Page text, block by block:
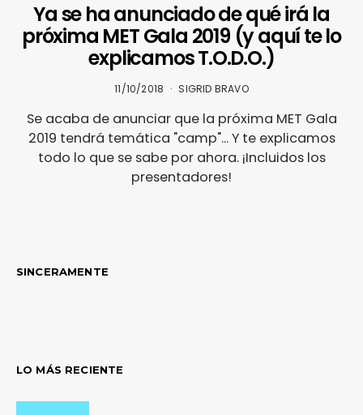
Ya se ha anunciado de qué irá la
próxima MET Gala 2019 (y aquí te lo
explicamos T.O.D.O.)
11/10/2018 SIGRID BRAVO
Se acaba de anunciar que la próxima MET Gala
2019 tendrá temática "camp"... Y te explicamos
todo lo que se sabe por ahora. ¡Incluidos los
presentadores!
SINCERAMENTE
LO MÁS RECIENTE